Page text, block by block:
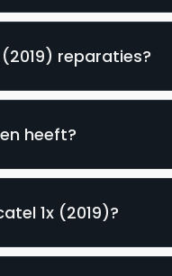
reparaties?
heeft?
1x (2019)?